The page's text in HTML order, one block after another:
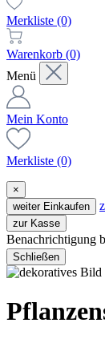
Merkliste (0)
Warenkorb (0)
Menü
Mein Konto
Merkliste (0)
×
weiter Einkaufen
zur Kasse
Benachrichtigung
Schließen